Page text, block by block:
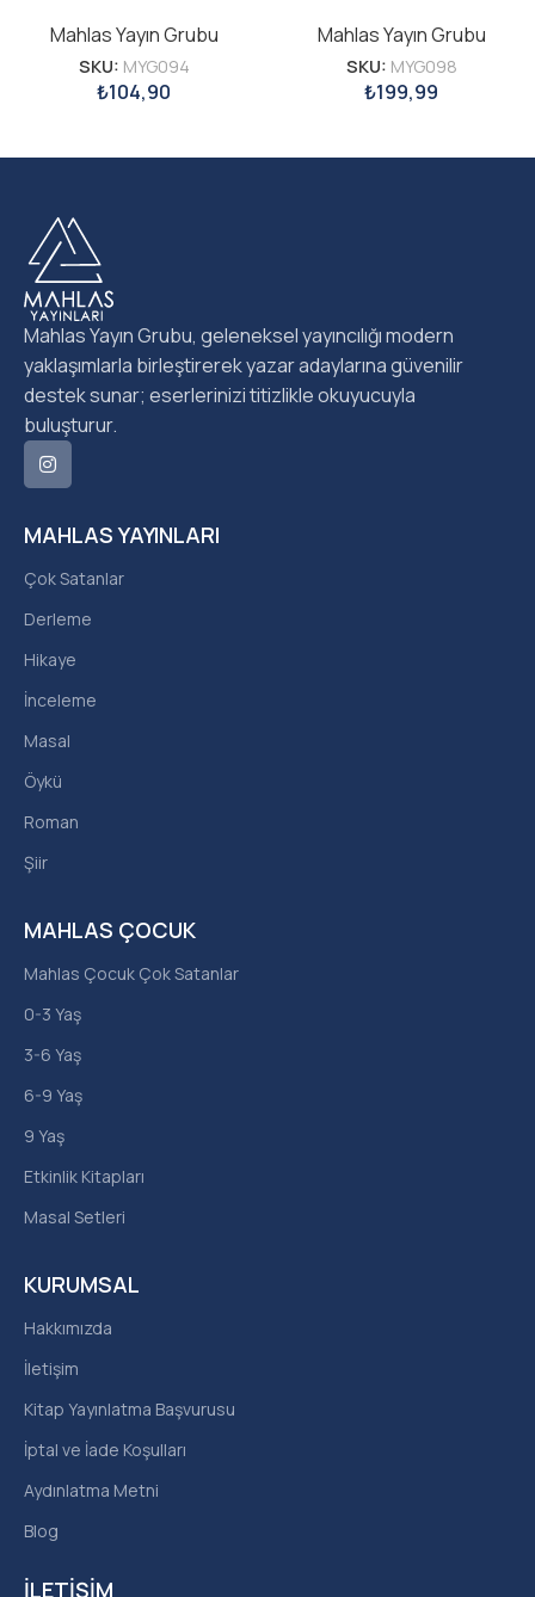
Mahlas Yayın Grubu
SKU: MYG094
₺104,90
Mahlas Yayın Grubu
SKU: MYG098
₺199,99
İLETIŞIM
KURUMSAL
Hakkımızda
İletişim
Kitap Yayınlatma Başvurusu
İptal ve İade Koşulları
Aydınlatma Metni
Blog
MAHLAS ÇOCUK
Mahlas Çocuk Çok Satanlar
0-3 Yaş
3-6 Yaş
6-9 Yaş
9 Yaş
Etkinlik Kitapları
Masal Setleri
MAHLAS YAYINLARI
Çok Satanlar
Derleme
Hikaye
İnceleme
Masal
Öykü
Roman
Şiir
Mahlas Yayın Grubu, geleneksel yayıncılığı modern
yaklaşımlarla birleştirerek yazar adaylarına güvenilir
destek sunar; eserlerinizi titizlikle okuyucuyla
buluşturur.